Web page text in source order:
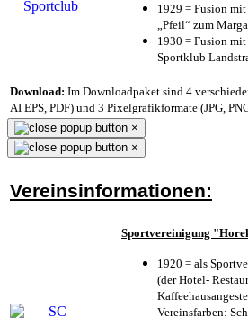
1929 = Fusion
„Pfeil“ zum
1930 = Fusion
Sportklub
Download: Im Downloadpaket sind 4
AI EPS, PDF) und 3 Pixelgrafikformate (JPG,
×
×
Vereinsinformationen:
Sportvereinigung
1920 = als
(der Hotel-
Vereinsfarben: